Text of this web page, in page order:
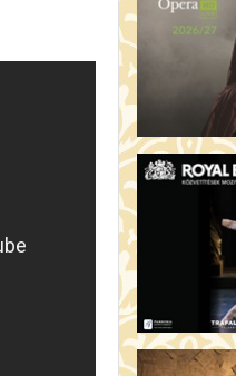
15:30
MOMO (12)
17:00
HELLÓ,
17:00
17:00
17:30
A
19:00
19:30
MIKET